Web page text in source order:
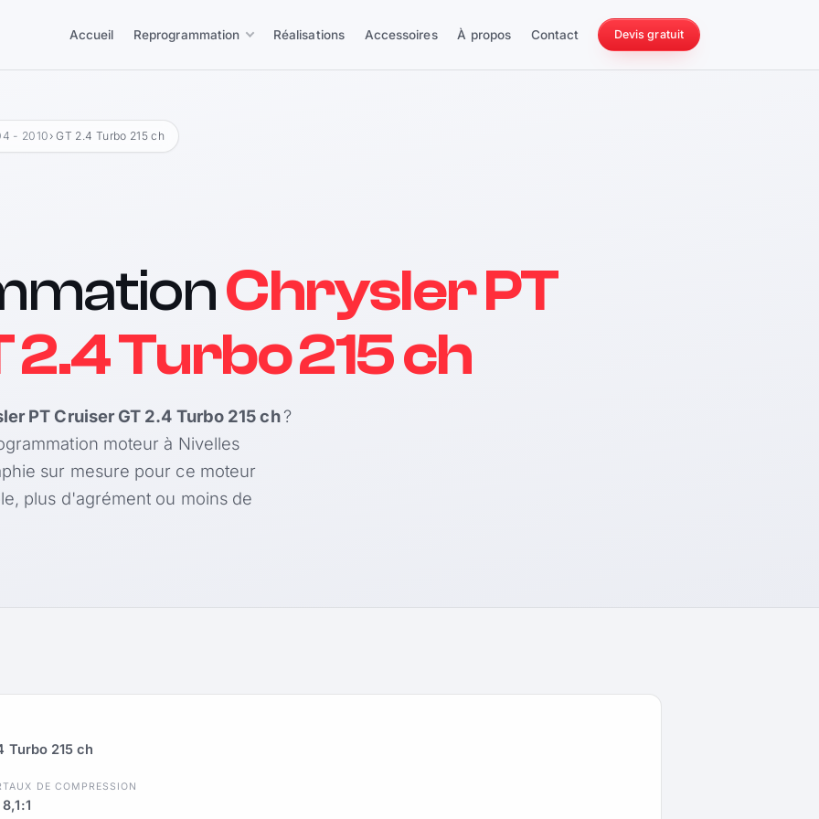
Accueil Reprogrammation Réalisations Accessoires À propos Contact Devis gratuit
- 2010 › GT 2.4 Turbo 215 ch
Chrysler PT
Turbo 215 ch
PT Cruiser GT 2.4 Turbo 215 ch?
moteur à Nivelles
sur mesure pour ce moteur
plus d'agrément ou moins de
Turbo 215 ch
TAUX DE COMPRESSION
8,1:1